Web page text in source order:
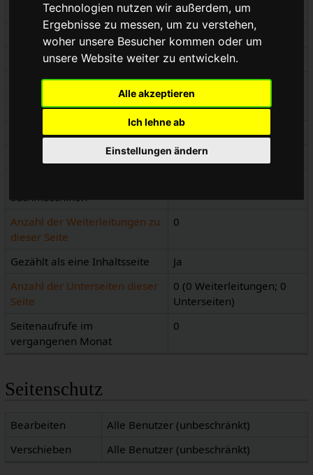
Technologien nutzen wir außerdem, um
Ergebnisse zu messen, um zu verstehen,
woher unsere Besucher kommen oder um
unsere Website weiter zu entwickeln.
Alle akzeptieren
Ich lehne ab
Einstellungen ändern
Anzeigetitel
Tensiometer
Standardsortierschlüssel
Tensiometer
Seitenlänge (in Bytes)
202
Namensraumkennnummer
0
Seitenkennnummer
3139
Seiteninhaltssprache
de - Deutsch
Seiteninhaltsmodell
Wikitext
Suchmaschinen
Anzahl der Weiterleitungen zu
dieser Seite
0
Gezählt als eine Inhaltsseite
Ja
Anzahl der Unterseiten dieser
Seite
0 (0 Weiterleitungen; 0
Unterseiten)
Seitenaufrufe im
vergangenen Monat
0
Seitenschutz
Bearbeiten
Alle Benutzer (unbeschränkt)
Verschieben
Alle Benutzer (unbeschränkt)